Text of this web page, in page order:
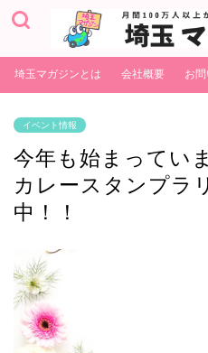
埼玉マガジンとは 会社概要 お
イベント情報
今年も始まってい
カレースタンプラ
中！！